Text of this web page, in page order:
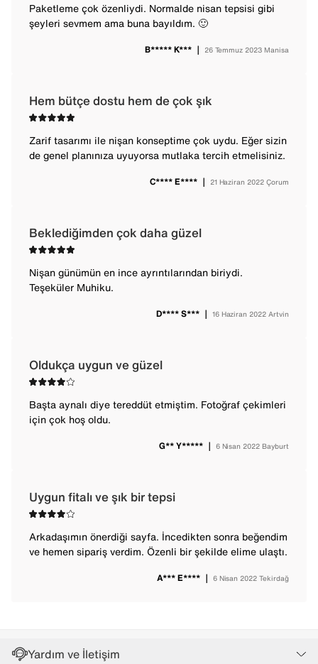
Paketleme çok özenliydi. Normalde nisan tepsisi gibi
şeyleri sevmem ama buna bayıldım. 🙂
B***** K*** ｜ 26 Temmuz 2023 Manisa
Hem bütçe dostu hem de çok şık
Zarif tasarımı ile nişan konseptime çok uydu. Eğer sizin
de genel planınıza uyuyorsa mutlaka tercih etmelisiniz.
C**** E**** ｜ 21 Haziran 2022 Çorum
Beklediğimden çok daha güzel
Nişan günümün en ince ayrıntılarından biriydi.
Teşeküler Muhiku.
D**** S*** ｜ 16 Haziran 2022 Artvin
Oldukça uygun ve güzel
Başta aynalı diye tereddüt etmiştim. Fotoğraf çekimleri
için çok hoş oldu.
G** Y***** ｜ 6 Nisan 2022 Bayburt
Uygun fitalı ve şık bir tepsi
Arkadaşımın önerdiği sayfa. İncedikten sonra beğendim
ve hemen sipariş verdim. Özenli bir şekilde elime ulaştı.
A*** E**** ｜ 6 Nisan 2022 Tekirdağ
Yardım ve İletişim